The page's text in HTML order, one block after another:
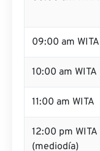
09:00 am WITA
10:00 am WITA
11:00 am WITA
12:00 pm WITA
(mediodía)